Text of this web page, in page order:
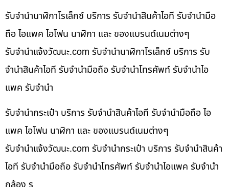
รับจำนำนาฬิกาโรเล็กซ์ บริการ รับจำนำสินค้าไอที รับจำนำมือ
ถือ ไอแพค ไอโฟน นาฬิกา และ ของแบรนด์เนมต่างๆ
รับจํานําแจ้งวัฒนะ.com รับจำนำนาฬิกาโรเล็กซ์ บริการ รับ
จำนำสินค้าไอที รับจำนำมือถือ รับจำนำโทรศัพท์ รับจำนำไอ
แพค รับจำนำ
รับจำนำกระเป๋า บริการ รับจำนำสินค้าไอที รับจำนำมือถือ ไอ
แพค ไอโฟน นาฬิกา และ ของแบรนด์เนมต่างๆ
รับจํานําแจ้งวัฒนะ.com รับจำนำกระเป๋า บริการ รับจำนำสินค้า
ไอที รับจำนำมือถือ รับจำนำโทรศัพท์ รับจำนำไอแพค รับจำนำ